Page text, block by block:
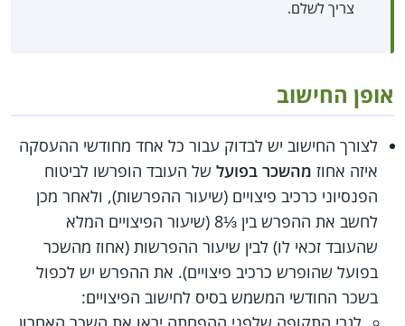
צריך לשלם.
אופן החישוב
לצורך החישוב יש לבדוק עבור כל אחד מחודשי ההעסקה
איזה אחוז מהשכר בפועל של העובד הופרשו לביטוח
הפנסיוני כרכיב פיצויים (שיעור ההפרשות), ולאחר מכן
לחשב את ההפרש בין ⅓8 (שיעור הפיצויים המלא
שהעובד זכאי לו) לבין שיעור ההפרשות (אחוז מהשכר
בפועל שהופרש כרכיב פיצויים). את ההפרש יש לכפול
בשכר החודשי המשמש בסיס לחישוב הפיצויים: